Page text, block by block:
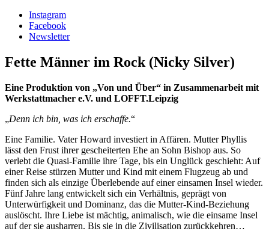
Instagram
Facebook
Newsletter
Fette Männer im Rock (Nicky Silver)
Eine Produktion von „Von und Über“ in Zusammenarbeit mit
Werkstattmacher e.V. und LOFFT.Leipzig
„Denn ich bin, was ich erschaffe.“
Eine Familie. Vater Howard investiert in Affären. Mutter Phyllis
lässt den Frust ihrer gescheiterten Ehe an Sohn Bishop aus. So
verlebt die Quasi-Familie ihre Tage, bis ein Unglück geschieht: Auf
einer Reise stürzen Mutter und Kind mit einem Flugzeug ab und
finden sich als einzige Überlebende auf einer einsamen Insel wieder.
Fünf Jahre lang entwickelt sich ein Verhältnis, geprägt von
Unterwürfigkeit und Dominanz, das die Mutter-Kind-Beziehung
auslöscht. Ihre Liebe ist mächtig, animalisch, wie die einsame Insel
auf der sie ausharren. Bis sie in die Zivilisation zurückkehren…